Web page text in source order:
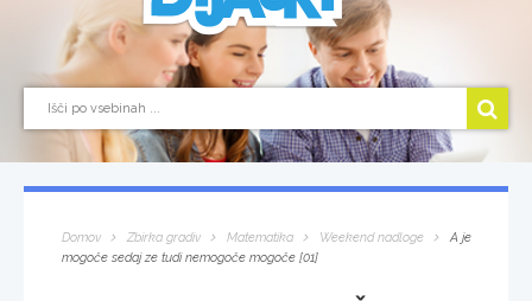
Domov Zbirka gradiv Matematika Weekend nadloge
A je
mogoče sedaj ze tudi nemogoče mogoče [01]